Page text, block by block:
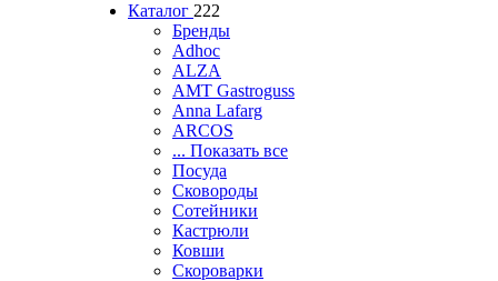
Каталог 222
Бренды
Adhoc
ALZA
AMT Gastroguss
Anna Lafarg
ARCOS
... Показать все
Посуда
Сковороды
Сотейники
Кастрюли
Ковши
Скороварки